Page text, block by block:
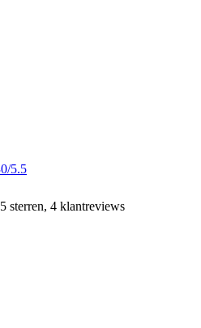
5.5
sterren, 4 klantreviews